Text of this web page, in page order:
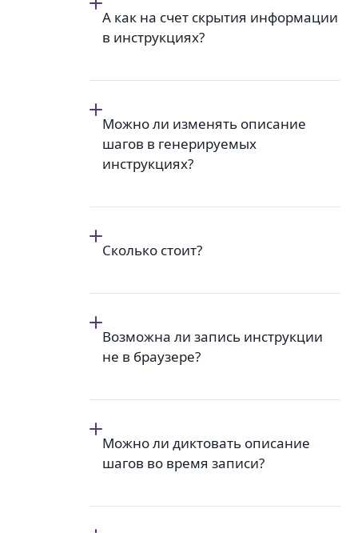
А как на счет скрытия информации
в инструкциях?
Можно ли изменять описание
шагов в генерируемых
инструкциях?
Сколько стоит?
Возможна ли запись инструкции
не в браузере?
Можно ли диктовать описание
шагов во время записи?